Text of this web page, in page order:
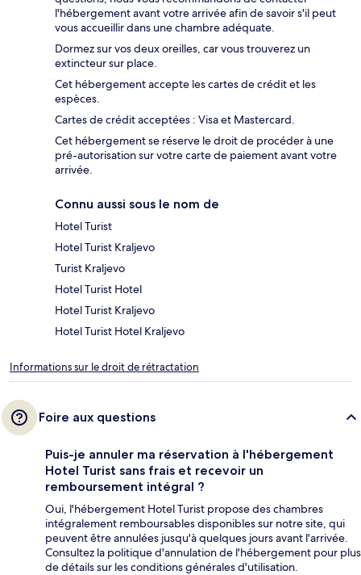
l'hébergement avant votre arrivée afin de savoir s'il peut
vous accueillir dans une chambre adéquate.
Dormez sur vos deux oreilles, car vous trouverez un
extincteur sur place.
Cet hébergement accepte les cartes de crédit et les
espèces.
Cartes de crédit acceptées : Visa et Mastercard.
Cet hébergement se réserve le droit de procéder à une
pré-autorisation sur votre carte de paiement avant votre
arrivée.
Connu aussi sous le nom de
Hotel Turist
Hotel Turist Kraljevo
Turist Kraljevo
Hotel Turist Hotel
Hotel Turist Kraljevo
Hotel Turist Hotel Kraljevo
Informations sur le droit de rétractation
Foire aux questions
Puis-je annuler ma réservation à l'hébergement
Hotel Turist sans frais et recevoir un
remboursement intégral ?
Oui, l'hébergement Hotel Turist propose des chambres
intégralement remboursables disponibles sur notre site, qui
peuvent être annulées jusqu'à quelques jours avant l'arrivée.
Consultez la politique d'annulation de l'hébergement pour plus
de détails sur les conditions générales d'utilisation.